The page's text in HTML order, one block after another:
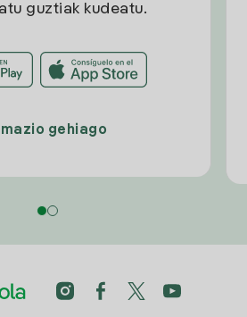
guztiak kudeatu.
gehiago